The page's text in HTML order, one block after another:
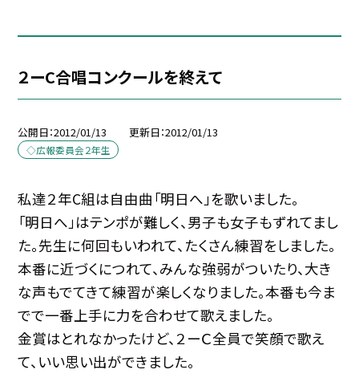
２ーC合唱コンクールを終えて
公開日 2012/01/13 更新日 2012/01/13
◇広報委員会２年生
私達２年C組は自由曲「明日へ」を歌いました。
「明日へ」はテンポが難しく、男子も女子もずれてまし
た。先生に何回もいわれて、たくさん練習をしました。
本番に近づくにつれて、みんな強弱がついたり、大き
な声もでてきて練習が楽しくなりました。本番も今ま
でで一番上手に力を合わせて歌えました。
金賞はとれなかったけど、２ーＣ全員で笑顔で歌え
て、いい思い出ができました。